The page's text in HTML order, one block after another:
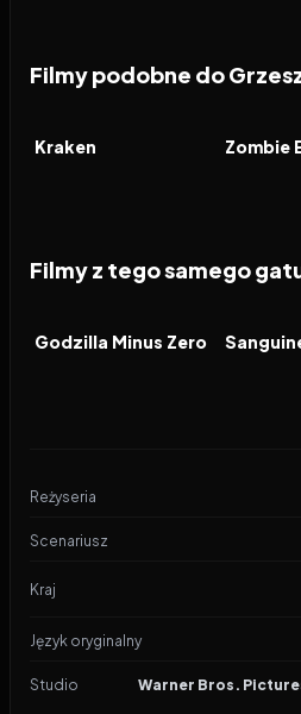
Filmy podobne do
FILM
Kraken FILM
Zombie
Filmy z tego samego
FILM
Godzilla Minus Zero FILM
Reżyseria
Scenariusz
Kraj
Język oryginalny
Studio Warner Bros.